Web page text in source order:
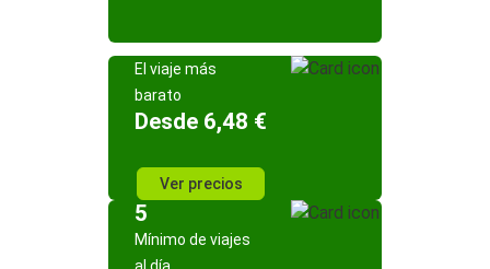
El viaje más
barato
Desde 6,48 €
Ver precios
5
Mínimo de viajes